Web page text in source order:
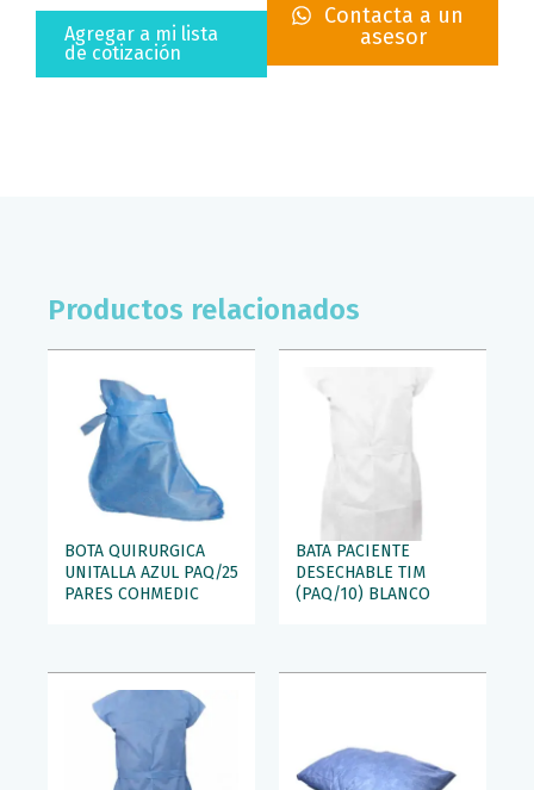
TELA
SMSAgregar a mi lista
de cotización
Contacta a un
asesor
Productos relacionados
BOTA QUIRURGICA
UNITALLA AZUL PAQ/25
PARES COHMEDIC
BATA PACIENTE
DESECHABLE TIM
(PAQ/10) BLANCO